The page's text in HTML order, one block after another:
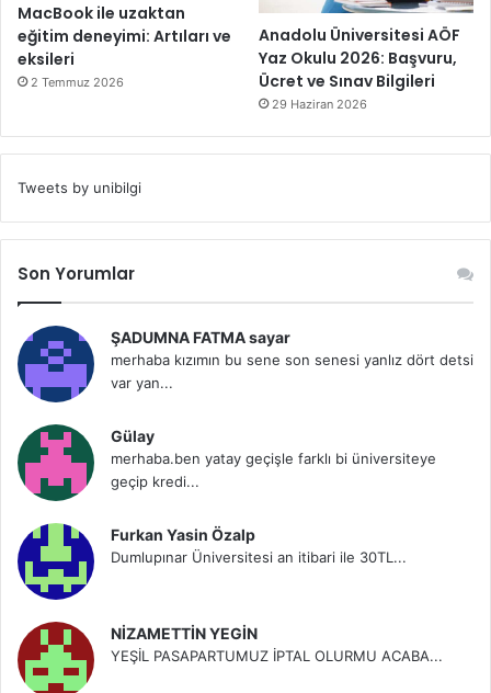
MacBook ile uzaktan
eğitim deneyimi: Artıları ve
eksileri
2 Temmuz 2026
Anadolu Üniversitesi AÖF
Yaz Okulu 2026: Başvuru,
Ücret ve Sınav Bilgileri
29 Haziran 2026
Tweets by unibilgi
Son Yorumlar
ŞADUMNA FATMA sayar
merhaba kızımın bu sene son senesi yanlız dört detsi
var yan...
Gülay
merhaba.ben yatay geçişle farklı bi üniversiteye
geçip kredi...
Furkan Yasin Özalp
Dumlupınar Üniversitesi an itibari ile 30TL...
NİZAMETTİN YEGİN
YEŞİL PASAPARTUMUZ İPTAL OLURMU ACABA...